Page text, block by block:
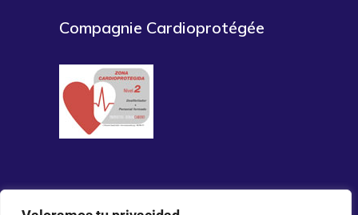
Compagnie Cardioprotégée